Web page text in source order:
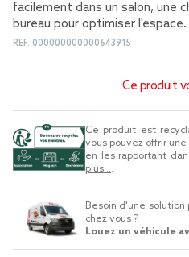
facilement dans un salon, une
bureau pour optimiser l'espace.
REF. 000000000000643915
Ce produit
Ce produit est
vous pouvez offrir
en les rapportant
plus....
Besoin d'une
chez vous ?
Louez un véhicule